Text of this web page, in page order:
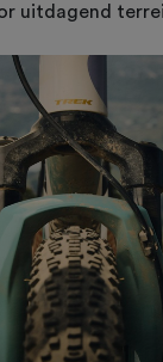
uitdagend